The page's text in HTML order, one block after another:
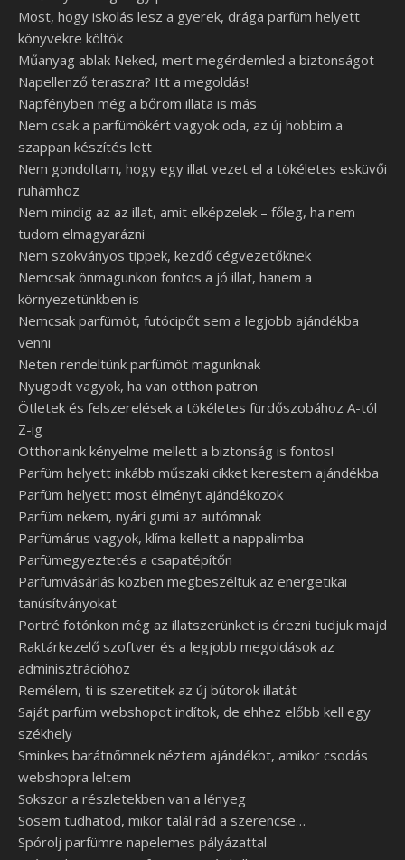
Most, hogy iskolás lesz a gyerek, drága parfüm helyett
könyvekre költök
Műanyag ablak Neked, mert megérdemled a biztonságot
Napellenző teraszra? Itt a megoldás!
Napfényben még a bőröm illata is más
Nem csak a parfümökért vagyok oda, az új hobbim a
szappan készítés lett
Nem gondoltam, hogy egy illat vezet el a tökéletes esküvői
ruhámhoz
Nem mindig az az illat, amit elképzelek – főleg, ha nem
tudom elmagyarázni
Nem szokványos tippek, kezdő cégvezetőknek
Nemcsak önmagunkon fontos a jó illat, hanem a
környezetünkben is
Nemcsak parfümöt, futócipőt sem a legjobb ajándékba
venni
Neten rendeltünk parfümöt magunknak
Nyugodt vagyok, ha van otthon patron
Ötletek és felszerelések a tökéletes fürdőszobához A-tól
Z-ig
Otthonaink kényelme mellett a biztonság is fontos!
Parfüm helyett inkább műszaki cikket kerestem ajándékba
Parfüm helyett most élményt ajándékozok
Parfüm nekem, nyári gumi az autómnak
Parfümárus vagyok, klíma kellett a nappalimba
Parfümegyeztetés a csapatépítőn
Parfümvásárlás közben megbeszéltük az energetikai
tanúsítványokat
Portré fotónkon még az illatszerünket is érezni tudjuk majd
Raktárkezelő szoftver és a legjobb megoldások az
adminisztrációhoz
Remélem, ti is szeretitek az új bútorok illatát
Saját parfüm webshopot indítok, de ehhez előbb kell egy
székhely
Sminkes barátnőmnek néztem ajándékot, amikor csodás
webshopra leltem
Sokszor a részletekben van a lényeg
Sosem tudhatod, mikor talál rád a szerencse…
Spórolj parfümre napelemes pályázattal